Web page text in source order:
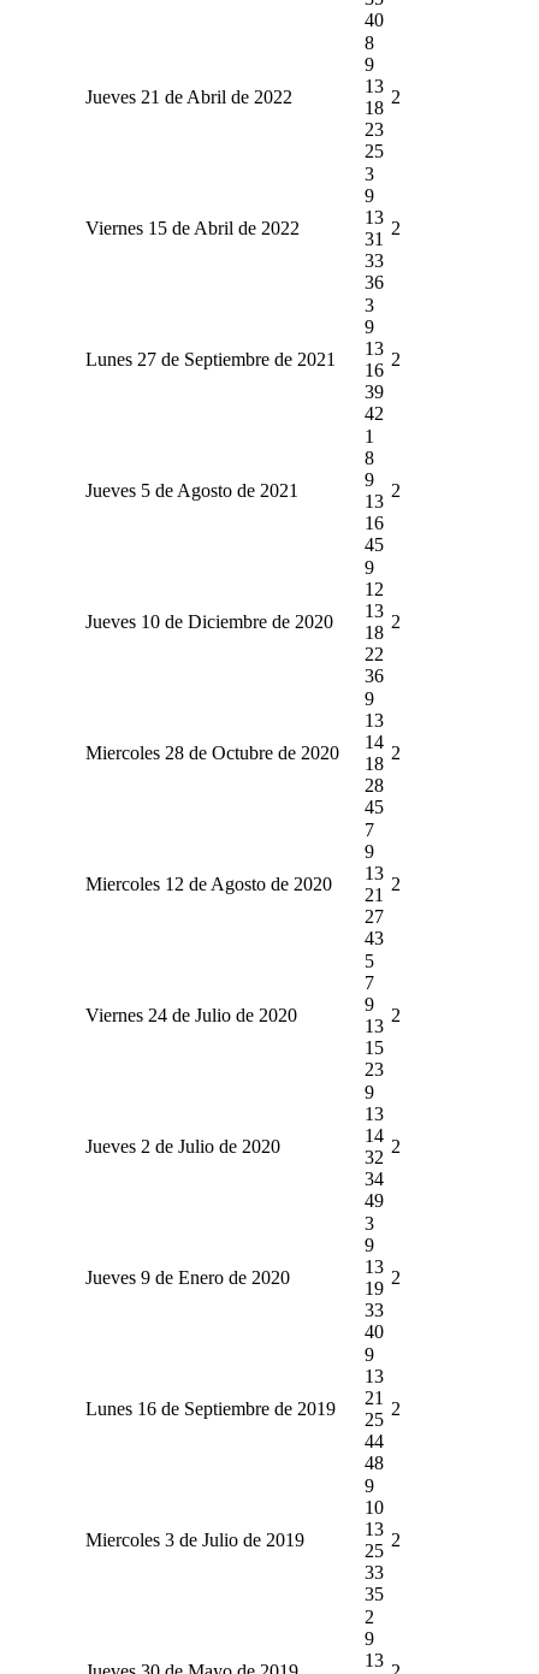
40
Jueves 21 de Abril de 2022
8
9
13
18
23
25
2
Viernes 15 de Abril de 2022
3
9
13
31
33
36
2
Lunes 27 de Septiembre de 2021
3
9
13
16
39
42
2
Jueves 5 de Agosto de 2021
1
8
9
13
16
45
2
Jueves 10 de Diciembre de 2020
9
12
13
18
22
36
2
Miercoles 28 de Octubre de 2020
9
13
14
18
28
45
2
Miercoles 12 de Agosto de 2020
7
9
13
21
27
43
2
Viernes 24 de Julio de 2020
5
7
9
13
15
23
2
Jueves 2 de Julio de 2020
9
13
14
32
34
49
2
Jueves 9 de Enero de 2020
3
9
13
19
33
40
2
Lunes 16 de Septiembre de 2019
9
13
21
25
44
48
2
Miercoles 3 de Julio de 2019
9
10
13
25
33
35
2
2
9
13